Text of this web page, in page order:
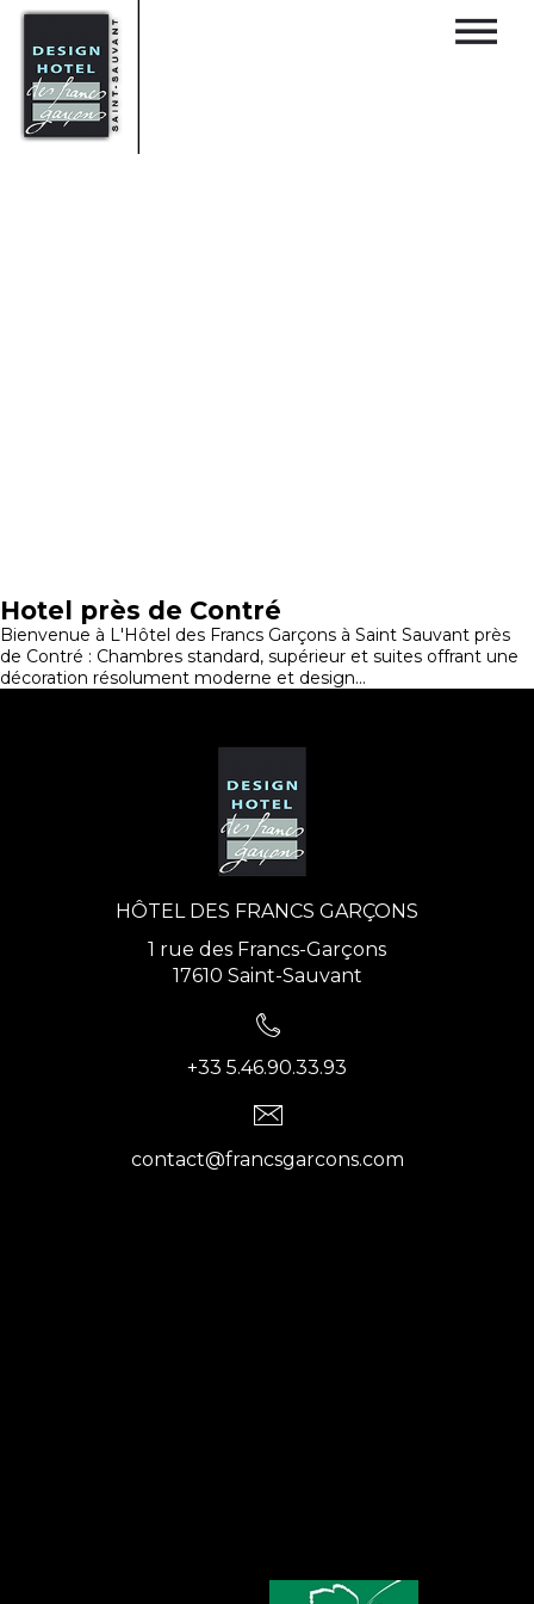
Hotel près de Contré
Bienvenue à L'Hôtel des Francs Garçons à Saint Sauvant près
de Contré : Chambres standard, supérieur et suites offrant une
décoration résolument moderne et design...
HÔTEL DES FRANCS GARÇONS
1 rue des Francs-Garçons
17610 Saint-Sauvant
+33 5.46.90.33.93
contact@francsgarcons.com